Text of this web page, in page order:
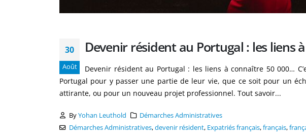
30
Août
Devenir résident au Portugal : les liens
Devenir résident au Portugal : les liens à connaître 50 000…
Portugal pour y passer une partie de leur vie, que ce soit pour un
attirante, ou pour un nouveau projet professionnel. Tout savoir...
ByYohan Leuthold
Démarches Administratives
Démarches Administratives,devenir résident, Expatriés français,français,